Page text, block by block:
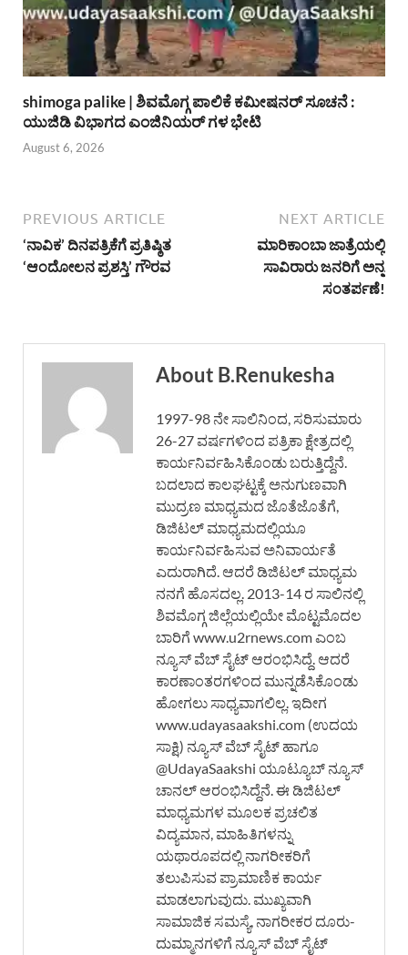
shimoga palike | ಶಿವಮೊಗ್ಗ ಪಾಲಿಕೆ ಕಮೀಷನರ್ ಸೂಚನೆ :
ಯುಜಿಡಿ ವಿಭಾಗದ ಎಂಜಿನಿಯರ್ ಗಳ ಭೇಟಿ
August 6, 2026
PREVIOUS ARTICLE
‘ನಾವಿಕ’ ದಿನಪತ್ರಿಕೆಗೆ ಪ್ರತಿಷ್ಠಿತ
‘ಆಂದೋಲನ ಪ್ರಶಸ್ತಿ’ ಗೌರವ
NEXT ARTICLE
ಮಾರಿಕಾಂಬಾ ಜಾತ್ರೆಯಲ್ಲಿ
ಸಾವಿರಾರು ಜನರಿಗೆ ಅನ್ನ
ಸಂತರ್ಪಣೆ!
About B.Renukesha
1997-98 ನೇ ಸಾಲಿನಿಂದ, ಸರಿಸುಮಾರು
26-27 ವರ್ಷಗಳಿಂದ ಪತ್ರಿಕಾ ಕ್ಷೇತ್ರದಲ್ಲಿ
ಕಾರ್ಯನಿರ್ವಹಿಸಿಕೊಂಡು ಬರುತ್ತಿದ್ದೆನೆ.
ಬದಲಾದ ಕಾಲಘಟ್ಟಕ್ಕೆ ಅನುಗುಣವಾಗಿ
ಮುದ್ರಣ ಮಾಧ್ಯಮದ ಜೊತೆಜೊತೆಗೆ,
ಡಿಜಿಟಲ್ ಮಾಧ್ಯಮದಲ್ಲಿಯೂ
ಕಾರ್ಯನಿರ್ವಹಿಸುವ ಅನಿವಾರ್ಯತೆ
ಎದುರಾಗಿದೆ. ಆದರೆ ಡಿಜಿಟಲ್ ಮಾಧ್ಯಮ
ನನಗೆ ಹೊಸದಲ್ಲ. 2013-14 ರ ಸಾಲಿನಲ್ಲಿ
ಶಿವಮೊಗ್ಗ ಜಿಲ್ಲೆಯಲ್ಲಿಯೇ ಮೊಟ್ಟಮೊದಲ
ಬಾರಿಗೆ www.u2rnews.com ಎಂಬ
ನ್ಯೂಸ್ ವೆಬ್ ಸೈಟ್ ಆರಂಭಿಸಿದ್ದೆ. ಆದರೆ
ಕಾರಣಾಂತರಗಳಿಂದ ಮುನ್ನಡೆಸಿಕೊಂಡು
ಹೋಗಲು ಸಾಧ್ಯವಾಗಲಿಲ್ಲ. ಇದೀಗ
www.udayasaakshi.com (ಉದಯ
ಸಾಕ್ಷಿ) ನ್ಯೂಸ್ ವೆಬ್ ಸೈಟ್ ಹಾಗೂ
@UdayaSaakshi ಯೂಟ್ಯೂಬ್ ನ್ಯೂಸ್
ಚಾನಲ್ ಆರಂಭಿಸಿದ್ದೆನೆ. ಈ ಡಿಜಿಟಲ್
ಮಾಧ್ಯಮಗಳ ಮೂಲಕ ಪ್ರಚಲಿತ
ವಿದ್ಯಮಾನ, ಮಾಹಿತಿಗಳನ್ನು
ಯಥಾರೂಪದಲ್ಲಿ ನಾಗರೀಕರಿಗೆ
ತಲುಪಿಸುವ ಪ್ರಾಮಾಣಿಕ ಕಾರ್ಯ
ಮಾಡಲಾಗುವುದು. ಮುಖ್ಯವಾಗಿ
ಸಾಮಾಜಿಕ ಸಮಸ್ಯೆ, ನಾಗರೀಕರ ದೂರು-
ದುಮ್ಮಾನಗಳಿಗೆ ನ್ಯೂಸ್ ವೆಬ್ ಸೈಟ್